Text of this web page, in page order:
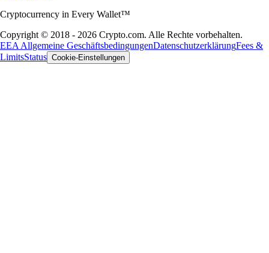
Cryptocurrency in Every Wallet™
Copyright © 2018 - 2026 Crypto.com. Alle Rechte vorbehalten.
EEA Allgemeine GeschäftsbedingungenDatenschutzerklärungFees &
LimitsStatus Cookie-Einstellungen